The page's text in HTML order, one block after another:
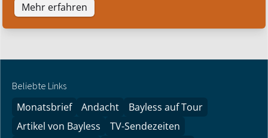
Mehr erfahren
Beliebte Links
Monatsbrief Andacht
Bayless auf Tour
Artikel von Bayless
TV-Sendezeiten